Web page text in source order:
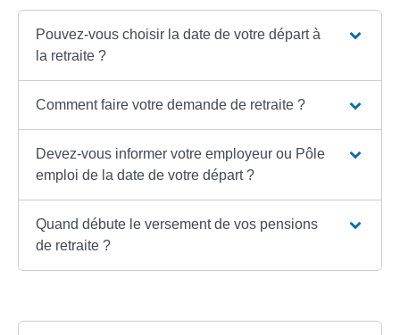
Pouvez-vous choisir la date de votre départ à
la retraite ?
Comment faire votre demande de retraite ?
Devez-vous informer votre employeur ou Pôle
emploi de la date de votre départ ?
Quand débute le versement de vos pensions
de retraite ?